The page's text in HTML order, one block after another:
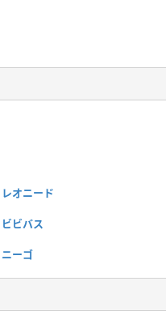
レオニード
ビビバス
ニーゴ